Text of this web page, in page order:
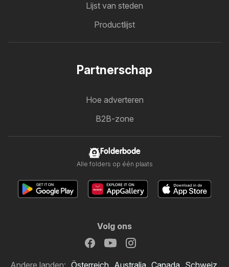
Lijst van steden
Productlijst
Partnerschap
Hoe adverteren
B2B-zone
Folderbode
Alle folders op één plaats
Volg ons